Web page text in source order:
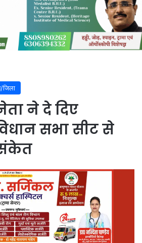
जिला
ने दे दिए
सभा सीट से
संकेत